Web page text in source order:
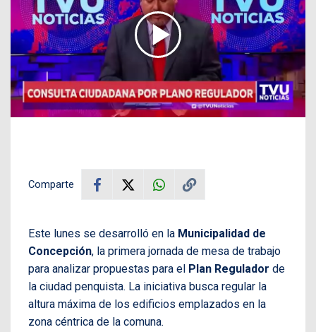
Comparte
Este lunes se desarrolló en la Municipalidad de
Concepción, la primera jornada de mesa de trabajo
para analizar propuestas para el Plan Regulador de
la ciudad penquista. La iniciativa busca regular la
altura máxima de los edificios emplazados en la
zona céntrica de la comuna.